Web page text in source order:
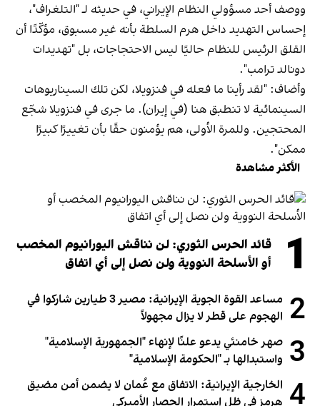
ووصف أحد مسؤولي النظام الإيراني، في حديثه لـ "التلغراف"،
إحساس التهديد داخل هرم السلطة بأنه غير مسبوق، مؤكّدًا أن
القلق الرئيس للنظام حاليًا ليس الاحتجاجات، بل "تهديدات
دونالد ترامب".
وأضاف: "لقد رأينا ما فعله في فنزويلا، لكن تلك السيناريوهات
السينمائية لا تنطبق هنا (في إيران). ما جرى في فنزويلا شجّع
المحتجين. وللمرة الأولى، هم يؤمنون حقًا بأن تغييرًا كبيرًا
ممكن".
الأكثر مشاهدة
1
قائد الحرس الثوري: لن نناقش اليورانيوم المخصب
أو الأسلحة النووية ولن نصل إلى أي اتفاق
2
مساعد القوة الجوية الإيرانية: مصير 3 طيارين شاركوا في
الهجوم على قطر لا يزال مجهولاً
3 صهر خامنئي يدعو علنًا لإنهاء "الجمهورية الإسلامية"
واستبدالها بـ "الحكومة الإسلامية"
4 الخارجية الإيرانية: الاتفاق مع عُمان لا يضمن أمن مضيق
هرمز في ظل استمرار الحصار الأميركي